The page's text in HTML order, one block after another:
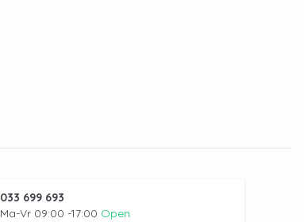
033 699 693
Ma-Vr 09:00 -17:00 Open